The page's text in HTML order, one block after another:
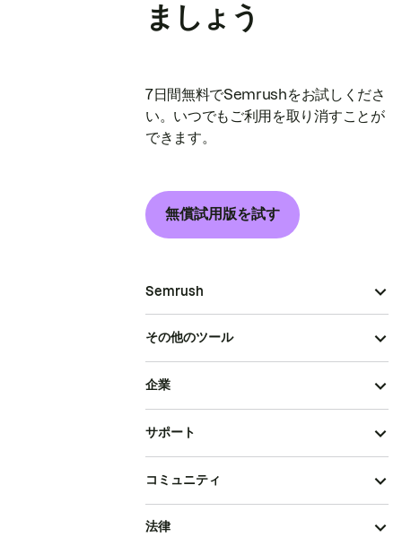
ましょう
7日間無料でSemrushをお試しくださ
い。いつでもご利用を取り消すことが
できます。
無償試用版を試す
Semrush
その他のツール
企業
サポート
コミュニティ
法律